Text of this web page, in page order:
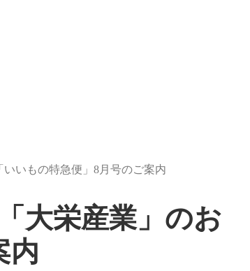
いもの特急便」8月号のご案内
大栄産業」のお
内